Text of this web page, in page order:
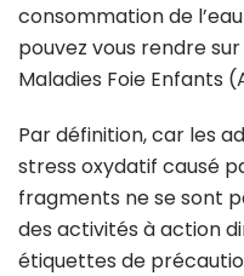
consommation de
pouvez vous rendre
Maladies Foie Enfants
Par définition, car les
stress oxydatif causé
fragments ne se sont
des activités à action
étiquettes de